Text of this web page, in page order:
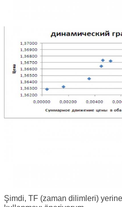
Şimdi, TF (zaman dilimleri)